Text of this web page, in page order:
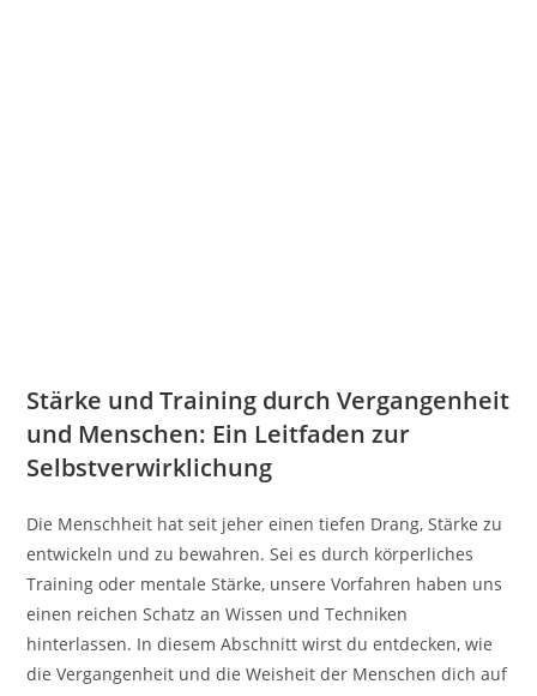
Stärke und Training durch Vergangenheit
und Menschen: Ein Leitfaden zur
Selbstverwirklichung
Die Menschheit hat seit jeher einen tiefen Drang, Stärke zu
entwickeln und zu bewahren. Sei es durch körperliches
Training oder mentale Stärke, unsere Vorfahren haben uns
einen reichen Schatz an Wissen und Techniken
hinterlassen. In diesem Abschnitt wirst du entdecken, wie
die Vergangenheit und die Weisheit der Menschen dich auf